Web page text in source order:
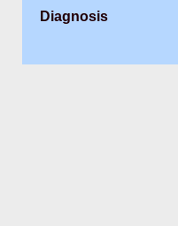
Diagnosis